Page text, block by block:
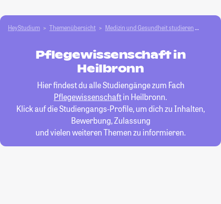
HeyStudium Themenübersicht Medizin und Gesundheit studieren
Pflegewissenschaft in
Heilbronn
Hier findest du alle Studiengänge zum Fach
Pflegewissenschaftin Heilbronn.
Klick auf die Studiengangs-Profile, um dich zu Inhalten,
Bewerbung, Zulassung
und vielen weiteren Themen zu informieren.